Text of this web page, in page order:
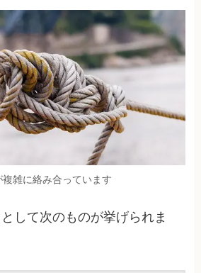
複雑に絡み合っています
して次のものが挙げられま